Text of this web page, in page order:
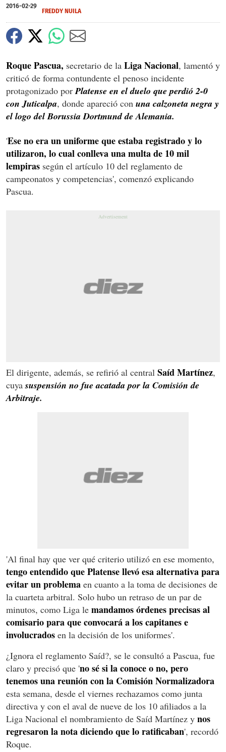
2016-02-29
FREDDY NUILA
Roque Pascua, secretario de la Liga Nacional, lamentó y
criticó de forma contundente el penoso incidente
protagonizado por Platense en el duelo que perdió 2-0
con Juticalpa, donde apareció con una calzoneta negra y
el logo del Borussia Dortmund de Alemania.
'Ese no era un uniforme que estaba registrado y lo
utilizaron, lo cual conlleva una multa de 10 mil
lempiras según el artículo 10 del reglamento de
campeonatos y competencias', comenzó explicando
Pascua.
El dirigente, además, se refirió al central Saíd Martínez,
cuyasuspensión no fue acatada por la Comisión de
Arbitraje.
'Al final hay que ver qué criterio utilizó en ese momento,
tengo entendido que Platense llevó esa alternativa para
evitar un problema en cuanto a la toma de decisiones de
la cuarteta arbitral. Solo hubo un retraso de un par de
minutos, como Liga le mandamos órdenes precisas al
comisario para que convocará a los capitanes e
involucrados en la decisión de los uniformes'.
¿Ignora el reglamento Saíd?, se le consultó a Pascua, fue
claro y precisó que 'no sé si la conoce o no, pero
tenemos una reunión con la Comisión Normalizadora
esta semana, desde el viernes rechazamos como junta
directiva y con el aval de nueve de los 10 afiliados a la
Liga Nacional el nombramiento de Saíd Martínez y nos
regresaron la nota diciendo que lo ratificaban', recordó
Roque.